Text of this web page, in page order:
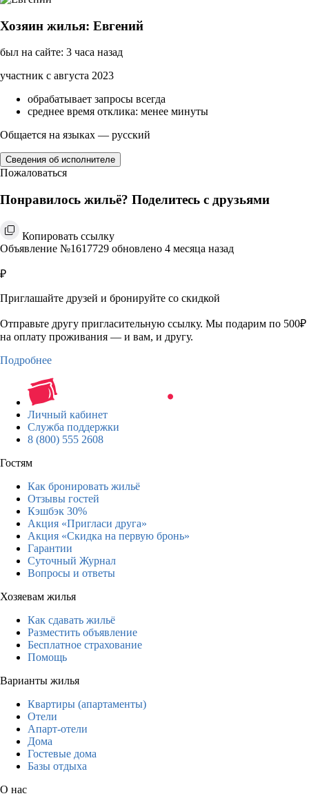
Хозяин жилья: Евгений
был на сайте: 3 часа назад
участник с августа 2023
обрабатывает запросы всегда
среднее время отклика: менее минуты
Общается на языках — русский
Сведения об исполнителе
Пожаловаться
Понравилось жильё? Поделитесь с друзьями
Копировать ссылку
Объявление №1617729 обновлено 4 месяца назад
₽
Приглашайте друзей и бронируйте со скидкой
Отправьте другу пригласительную ссылку. Мы подарим по 500₽
на оплату проживания — и вам, и другу.
Подробнее
Личный кабинет
Служба поддержки
8 (800) 555 2608
Гостям
Как бронировать жильё
Отзывы гостей
Кэшбэк 30%
Акция «Пригласи друга»
Акция «Скидка на первую бронь»
Гарантии
Суточный Журнал
Вопросы и ответы
Хозяевам жилья
Как сдавать жильё
Разместить объявление
Бесплатное страхование
Помощь
Варианты жилья
Квартиры (апартаменты)
Отели
Апарт-отели
Дома
Гостевые дома
Базы отдыха
О нас